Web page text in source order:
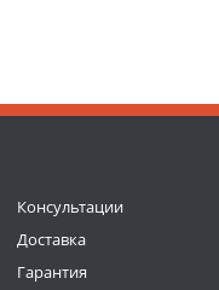
Консультации
Доставка
Гарантия